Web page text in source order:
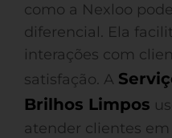
como a Nexloo
diferencial. Ela
interações com
satisfação. A
Brilhos Limpos
atender clientes